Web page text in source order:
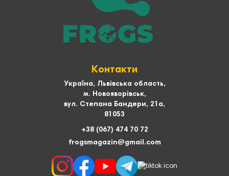
Контакти
Україна, Львівська область,
м. Новояворівськ,
вул. Степана Бандери, 21а,
81053
+38 (067) 474 70 72
frogsmagazin@gmail.com